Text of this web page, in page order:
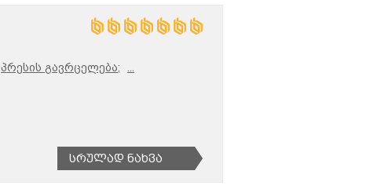
პრესის გავრცელება;
Სრულად Ნახვა